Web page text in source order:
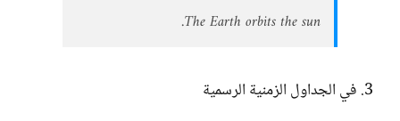
The Earth orbits the sun.
3. في الجداول الزمنية الرسمية